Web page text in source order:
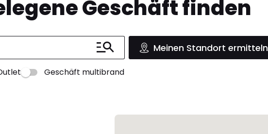
Geschäft finden
Meinen Standort ermitteln
Geschäft multibrand